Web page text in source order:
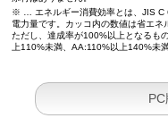
※ … エネルギー消費効率とは、JIS C
電力量です。カッコ内の数値は省エネ
ただし、達成率が100%以上となるも
上110%未満、AA:110%以上140%未